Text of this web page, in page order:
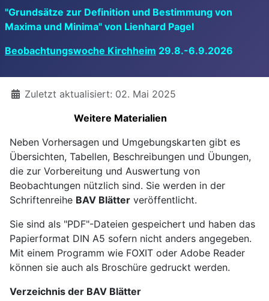
"Grundsätze zur Definition und Bestimmung von
Maxima und Minima" von Lienhard Pagel
Beobachtungswoche Kirchheim 29.8.-6.9.2026
DetailsZuletzt aktualisiert: 02. Mai 2025
Weitere Materialien
Neben Vorhersagen und Umgebungskarten gibt es
Übersichten, Tabellen, Beschreibungen und Übungen,
die zur Vorbereitung und Auswertung von
Beobachtungen nützlich sind. Sie werden in der
Schriftenreihe BAV Blätter veröffentlicht.
Sie sind als "PDF"-Dateien gespeichert und haben das
Papierformat DIN A5 sofern nicht anders angegeben.
Mit einem Programm wie FOXIT oder Adobe Reader
können sie auch als Broschüre gedruckt werden.
Verzeichnis der BAV Blätter